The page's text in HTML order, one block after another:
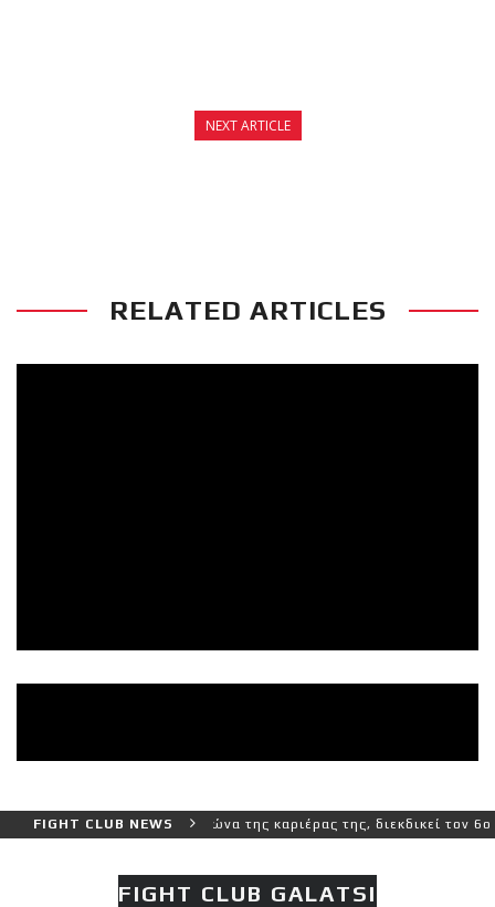
NEXT ARTICLE
RELATED ARTICLES
FIGHT CLUB NEWS
και πιο δύσκολο αγώνα της καριέρας της, διεκδικεί τον 6ο
FIGHT CLUB GALATSI